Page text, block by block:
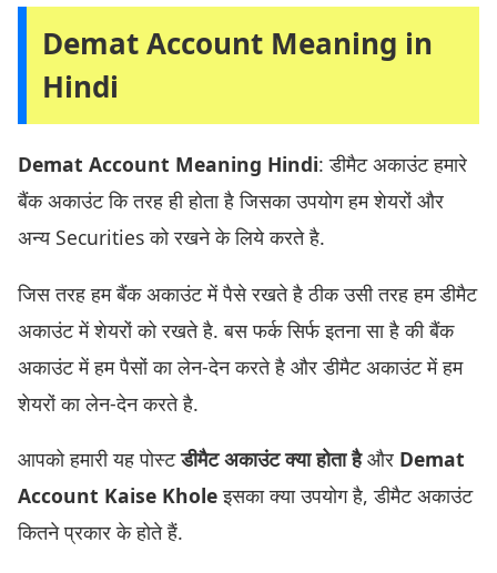
Demat Account Meaning in
Hindi
Demat Account Meaning Hindi: डीमैट अकाउंट हमारे
बैंक अकाउंट कि तरह ही होता है जिसका उपयोग हम शेयरों और
अन्य Securities को रखने के लिये करते है.
जिस तरह हम बैंक अकाउंट में पैसे रखते है ठीक उसी तरह हम डीमैट
अकाउंट में शेयरों को रखते है. बस फर्क सिर्फ इतना सा है की बैंक
अकाउंट में हम पैसों का लेन-देन करते है और डीमैट अकाउंट में हम
शेयरों का लेन-देन करते है.
आपको हमारी यह पोस्टडीमैट अकाउंट क्या होता हैऔर Demat
Account Kaise Kholeइसका क्या उपयोग है, डीमैट अकाउंट
कितने प्रकार के होते हैं.